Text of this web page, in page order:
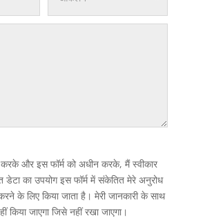
करके और इस फॉर्म को अधीन करके, मैं स्वीकार
डेटा का उपयोग इस फॉर्म में संकेतित मेरे अनुरोध
के लिए किया जाता है। मेरी जानकारी के साथ
किया जाएगा जिसे नहीं रखा जाएगा।